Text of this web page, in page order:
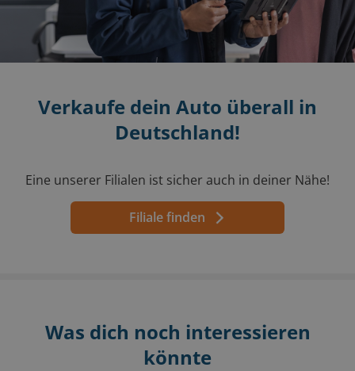
Verkaufe dein Auto überall in
Deutschland!
Eine unserer Filialen ist sicher auch in deiner Nähe!
Filiale finden
Was dich noch interessieren
könnte